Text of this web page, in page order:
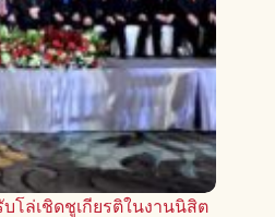
โล่เชิดชูเกียรติในงานนิสิต